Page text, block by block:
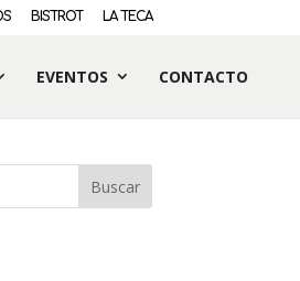
BISTROT LA TECA
EVENTOS CONTACTO